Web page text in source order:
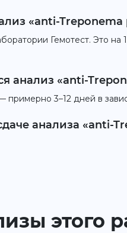
«anti-
Гемотест. Это
анализ «anti-
примерно 3–12 дней в
анализа «anti-
этого